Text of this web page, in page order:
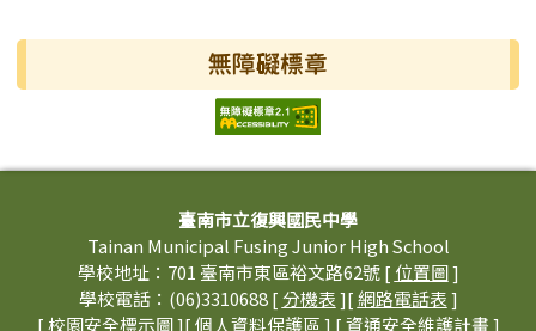
無障礙標章
頁尾區域內容臺南市立復興國民中學
Tainan Municipal Fusing Junior High School
學校地址：701 臺南市東區裕文路62號 [ 位置圖]
學校電話：(06)3310688 [分機表][網路電話表]
[校園安全標示圖][個人資料保護區] [資通安全維護計畫]